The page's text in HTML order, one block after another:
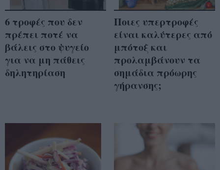
6 τροφές που δεν
πρέπει ποτέ να
βάλεις στο ψυγείο
για να μη πάθεις
δηλητηρίαση
Ποιες υπερτροφές
είναι καλύτερες από
μπότοξ και
προλαμβάνουν τα
σημάδια πρόωρης
γήρανσης;